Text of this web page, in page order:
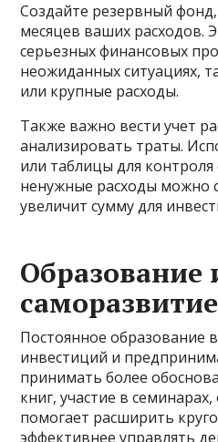
Создайте резервный
месяцев ваших расходов.
серьезных финансовых
неожиданных ситуациях,
или крупные расходы.
Также важно вести учет
анализировать траты.
или таблицы для контроля
ненужные расходы можно
увеличит сумму для
Образование
саморазвитие
Постоянное образование
инвестиций и
принимать более
книг, участие в
помогает расширить
эффективнее управлять